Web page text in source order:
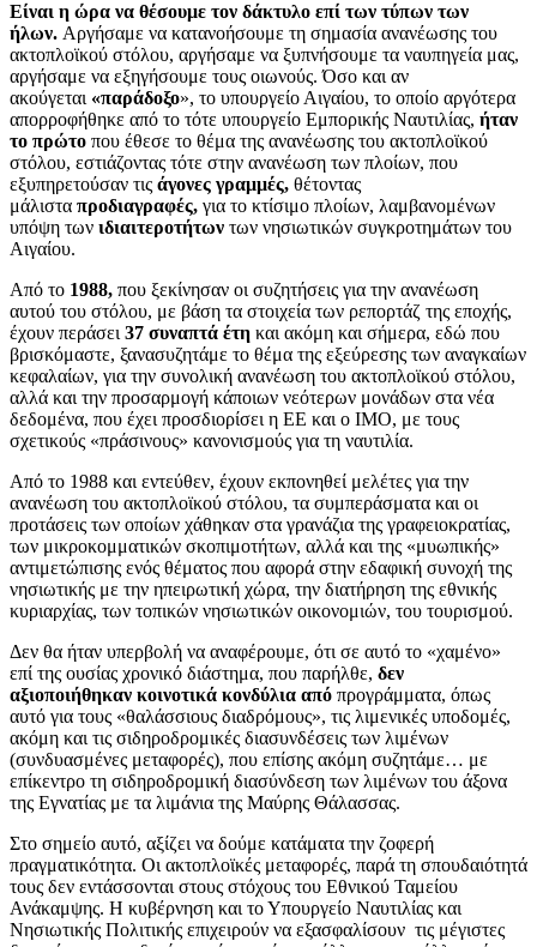
Είναι η ώρα να θέσουμε τον δάκτυλο επί των τύπων των
ήλων. Αργήσαμε να κατανοήσουμε τη σημασία ανανέωσης του
ακτοπλοϊκού στόλου, αργήσαμε να ξυπνήσουμε τα ναυπηγεία μας,
αργήσαμε να εξηγήσουμε τους οιωνούς. Όσο και αν
ακούγεται «παράδοξο», το υπουργείο Αιγαίου, το οποίο αργότερα
απορροφήθηκε από το τότε υπουργείο Εμπορικής Ναυτιλίας, ήταν
το πρώτο που έθεσε το θέμα της ανανέωσης του ακτοπλοϊκού
στόλου, εστιάζοντας τότε στην ανανέωση των πλοίων, που
εξυπηρετούσαν τις άγονες γραμμές, θέτοντας
μάλιστα προδιαγραφές, για το κτίσιμο πλοίων, λαμβανομένων
υπόψη των ιδιαιτεροτήτων των νησιωτικών συγκροτημάτων του
Αιγαίου.
Από το 1988, που ξεκίνησαν οι συζητήσεις για την ανανέωση
αυτού του στόλου, με βάση τα στοιχεία των ρεπορτάζ της εποχής,
έχουν περάσει37 συναπτά έτη και ακόμη και σήμερα, εδώ που
βρισκόμαστε, ξανασυζητάμε το θέμα της εξεύρεσης των αναγκαίων
κεφαλαίων, για την συνολική ανανέωση του ακτοπλοϊκού στόλου,
αλλά και την προσαρμογή κάποιων νεότερων μονάδων στα νέα
δεδομένα, που έχει προσδιορίσει η ΕΕ και ο ΙΜΟ, με τους
σχετικούς «πράσινους» κανονισμούς για τη ναυτιλία.
Από το 1988 και εντεύθεν, έχουν εκπονηθεί μελέτες για την
ανανέωση του ακτοπλοϊκού στόλου, τα συμπεράσματα και οι
προτάσεις των οποίων χάθηκαν στα γρανάζια της γραφειοκρατίας,
των μικροκομματικών σκοπιμοτήτων, αλλά και της «μυωπικής»
αντιμετώπισης ενός θέματος που αφορά στην εδαφική συνοχή της
νησιωτικής με την ηπειρωτική χώρα, την διατήρηση της εθνικής
κυριαρχίας, των τοπικών νησιωτικών οικονομιών, του τουρισμού.
Δεν θα ήταν υπερβολή να αναφέρουμε, ότι σε αυτό το «χαμένο»
επί της ουσίας χρονικό διάστημα, που παρήλθε, δεν
αξιοποιήθηκαν κοινοτικά κονδύλια από προγράμματα, όπως
αυτό για τους «θαλάσσιους διαδρόμους», τις λιμενικές υποδομές,
ακόμη και τις σιδηροδρομικές διασυνδέσεις των λιμένων
(συνδυασμένες μεταφορές), που επίσης ακόμη συζητάμε… με
επίκεντρο τη σιδηροδρομική διασύνδεση των λιμένων του άξονα
της Εγνατίας με τα λιμάνια της Μαύρης Θάλασσας.
Στο σημείο αυτό, αξίζει να δούμε κατάματα την ζοφερή
πραγματικότητα. Οι ακτοπλοϊκές μεταφορές, παρά τη σπουδαιότητά
τους δεν εντάσσονται στους στόχους του Εθνικού Ταμείου
Ανάκαμψης. Η κυβέρνηση και το Υπουργείο Ναυτιλίας και
Νησιωτικής Πολιτικής επιχειρούν να εξασφαλίσουν τις μέγιστες